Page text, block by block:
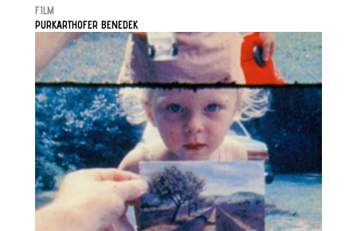
FILM
PURKARTHOFER BENEDEK